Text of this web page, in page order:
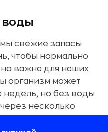
воды
свежие запасы
чтобы нормально
важна для наших
организм может
недель, но без воды
несколько